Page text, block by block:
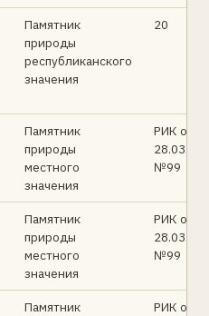
Памятник
природы
республиканского
значения
20
Памятник
природы
местного
значения
РИК от
28.03.94
№99
Памятник
природы
местного
значения
РИК от
28.03.94
№99
Памятник
РИК от